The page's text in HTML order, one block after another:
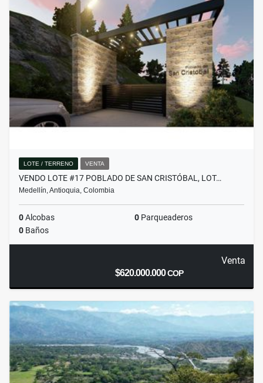
LOTE / TERRENO VENTA
VENDO LOTE #17 POBLADO DE SAN CRISTÓBAL, LOT…
Medellín, Antioquia, Colombia
0Alcobas 0 Parqueaderos
0 Baños
Venta
$620.000.000COP